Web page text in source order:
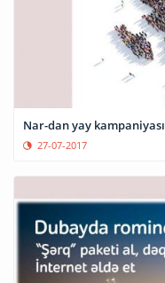
Nar-dan yay kampaniyası
27-07-2017